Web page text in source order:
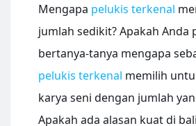
Mengapa pelukis terkenal
jumlah sedikit? Apakah Anda
bertanya-tanya mengapa
pelukis terkenal memilih
karya seni dengan jumlah
Apakah ada alasan kuat di